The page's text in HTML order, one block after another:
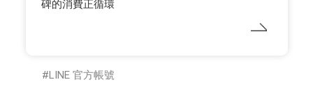
碑的消費正循環
LINE 官方帳號